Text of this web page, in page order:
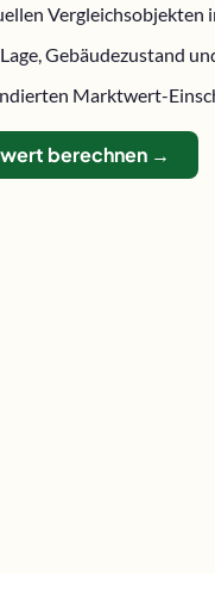
Vergleichsobjekten
Gebäudezustand
Marktwert-
berechnen →